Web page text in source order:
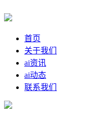
首页
关于我们
ai资讯
ai动态
联系我们